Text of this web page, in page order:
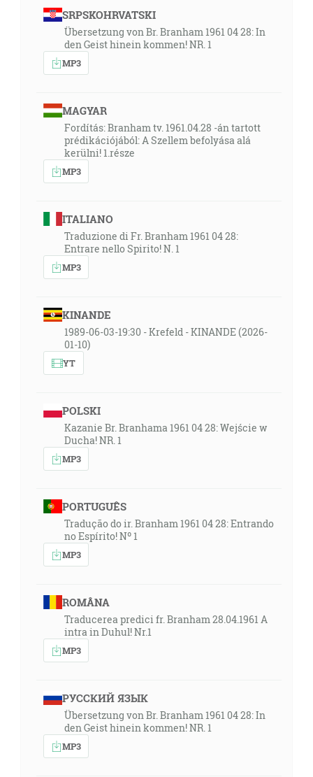
SRPSKOHRVATSKI
Übersetzung von Br. Branham 1961 04 28: In
den Geist hinein kommen! NR. 1
MP3
MAGYAR
Fordítás: Branham tv. 1961.04.28 -án tartott
prédikációjából: A Szellem befolyása alá
kerülni! 1.része
MP3
ITALIANO
Traduzione di Fr. Branham 1961 04 28:
Entrare nello Spirito! N. 1
MP3
KINANDE
1989-06-03-19:30 - Krefeld - KINANDE (2026-
01-10)
YT
POLSKI
Kazanie Br. Branhama 1961 04 28: Wejście w
Ducha! NR. 1
MP3
PORTUGUÊS
Tradução do ir. Branham 1961 04 28: Entrando
no Espírito! Nº 1
MP3
ROMÂNA
Traducerea predici fr. Branham 28.04.1961 A
intra in Duhul! Nr.1
MP3
РУССКИЙ ЯЗЫК
Übersetzung von Br. Branham 1961 04 28: In
den Geist hinein kommen! NR. 1
MP3